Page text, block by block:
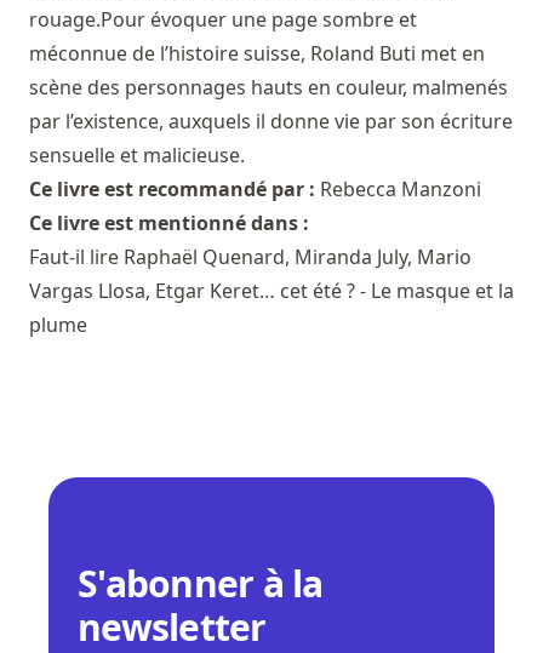
rouage.Pour évoquer une page sombre et
méconnue de l’histoire suisse, Roland Buti met en
scène des personnages hauts en couleur, malmenés
par l’existence, auxquels il donne vie par son écriture
sensuelle et malicieuse.
Ce livre est recommandé par : Rebecca Manzoni
Ce livre est mentionné dans :
Faut-il lire Raphaël Quenard, Miranda July, Mario
Vargas Llosa, Etgar Keret… cet été ? - Le masque et la
plume
S'abonner à la
newsletter